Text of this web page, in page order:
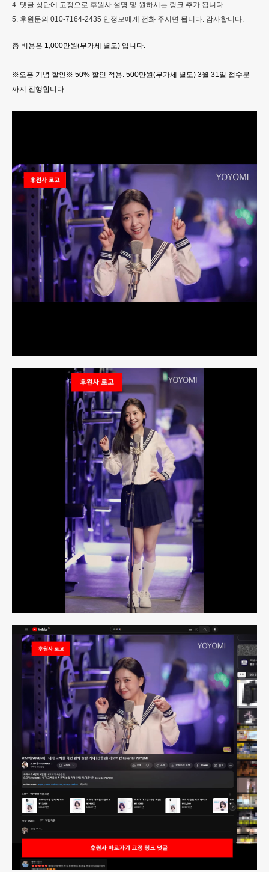
4. 댓글 상단에 고정으로 후원사 설명 및 원하시는 링크 추가 됩니다.
5. 후원문의 010-7164-2435 안정모에게 전화 주시면 됩니다. 감사합니다.
총 비용은 1,000만원(부가세 별도) 입니다.
※오픈 기념 할인※ 50% 할인 적용. 500만원(부가세 별도) 3월 31일 접수분
까지 진행합니다.